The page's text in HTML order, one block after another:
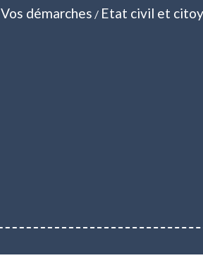
Vos démarches / Etat civil et